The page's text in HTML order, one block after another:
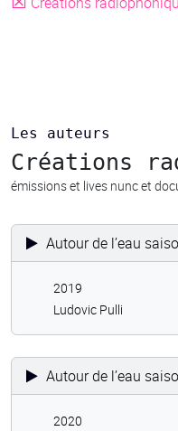
Les auteurs
Créations
émissions et lives nunc et
Autour de l’eau
2019
Ludovic Pulli
Autour de l’eau
2020